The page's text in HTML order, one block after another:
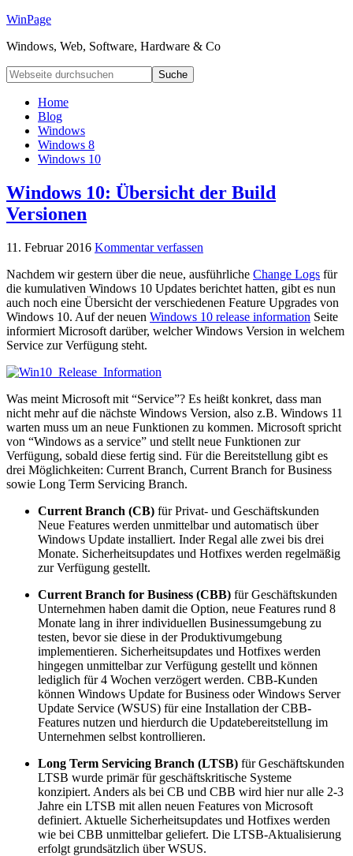
WinPage
Windows, Web, Software, Hardware & Co
Home
Blog
Windows
Windows 8
Windows 10
Windows 10: Übersicht der Build
Versionen
11. Februar 2016 Kommentar verfassen
Nachdem wir gestern über die neue, ausführliche Change Logs für
die kumulativen Windows 10 Updates berichtet hatten, gibt es nun
auch noch eine Übersicht der verschiedenen Feature Upgrades von
Windows 10. Auf der neuen Windows 10 release information Seite
informiert Microsoft darüber, welcher Windows Version in welchem
Service zur Verfügung steht.
Was meint Microsoft mit “Service”? Es heißt konkret, dass man
nicht mehr auf die nächste Windows Version, also z.B. Windows 11
warten muss um an neue Funktionen zu kommen. Microsoft spricht
von “Windows as a service” und stellt neue Funktionen zur
Verfügung, sobald diese fertig sind. Für die Bereitstellung gibt es
drei Möglichkeiten: Current Branch, Current Branch for Business
sowie Long Term Servicing Branch.
Current Branch (CB) für Privat- und Geschäftskunden
Neue Features werden unmittelbar und automatisch über
Windows Update installiert. Inder Regal alle zwei bis drei
Monate. Sicherheitsupdates und Hotfixes werden regelmäßig
zur Verfügung gestellt.
Current Branch for Business (CBB) für Geschäftskunden
Unternehmen haben damit die Option, neue Features rund 8
Monate lang in ihrer individuellen Businessumgebung zu
testen, bevor sie diese in der Produktivumgebung
implementieren. Sicherheitsupdates und Hotfixes werden
hingegen unmittelbar zur Verfügung gestellt und können
lediglich für 4 Wochen verzögert werden. CBB-Kunden
können Windows Update for Business oder Windows Server
Update Service (WSUS) für eine Installation der CBB-
Features nutzen und hierdurch die Updatebereitstellung im
Unternehmen selbst kontrollieren.
Long Term Servicing Branch (LTSB) für Geschäftskunden
LTSB wurde primär für geschäftskritische Systeme
konzipiert. Anders als bei CB und CBB wird hier nur alle 2-3
Jahre ein LTSB mit allen neuen Features von Microsoft
definiert. Aktuelle Sicherheitsupdates und Hotfixes werden
wie bei CBB unmittelbar geliefert. Die LTSB-Aktualisierung
erfolgt grundsätzlich über WSUS.